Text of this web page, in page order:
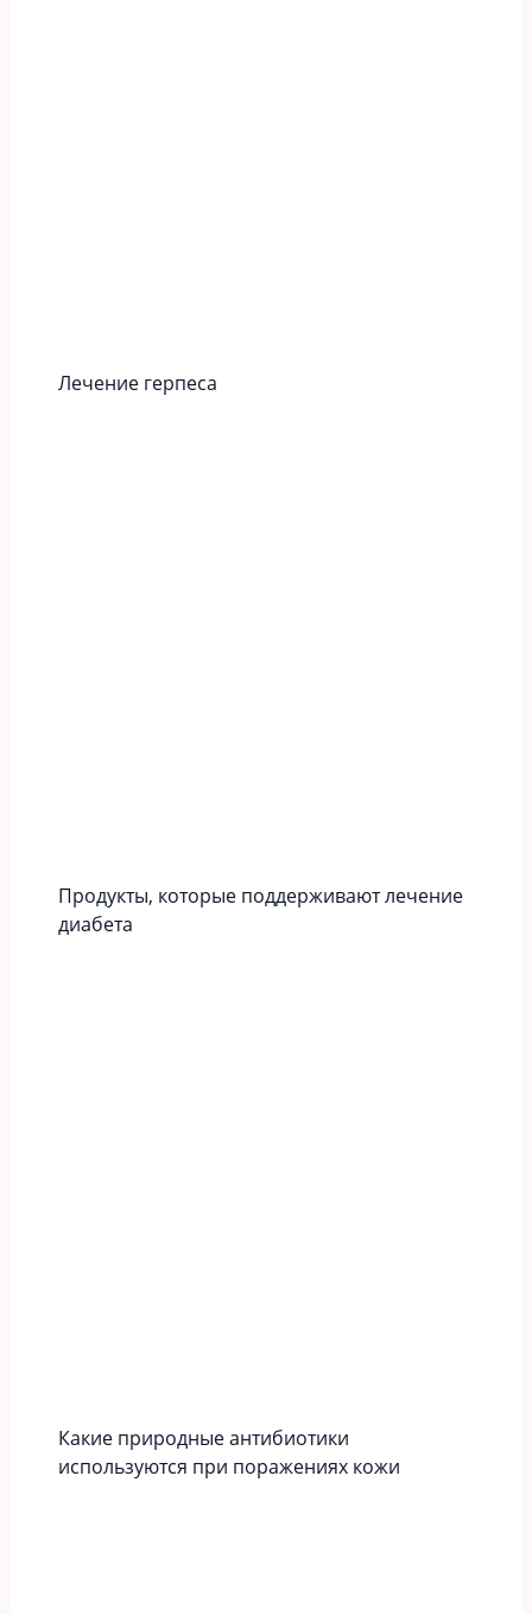
Лечение герпеса
Продукты, которые поддерживают лечение
диабета
Какие природные антибиотики
используются при поражениях кожи